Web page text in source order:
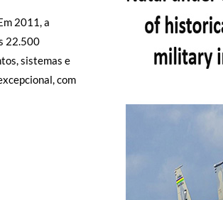
2011, a
22.500
sistemas e
com